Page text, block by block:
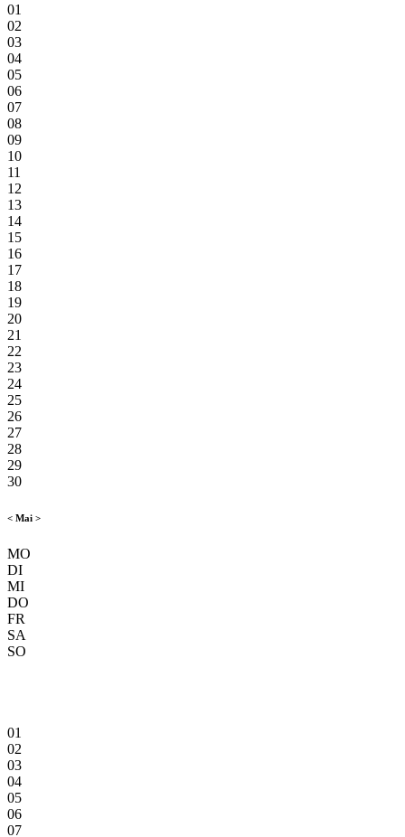
01
02
03
04
05
06
07
08
09
10
11
12
13
14
15
16
17
18
19
20
21
22
23
24
25
26
27
28
29
30
< Mai >
MO
DI
MI
DO
FR
SA
SO
01
02
03
04
05
06
07